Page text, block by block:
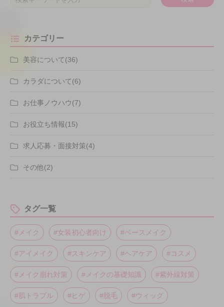
カテゴリー
美容について(36)
カラダについて(6)
お仕事ノウハウ(7)
お役立ち情報(15)
求人応募・面接対策(4)
その他(2)
タグ一覧
#メイク #女装初心者向け #ベースメイク
#アイメイク #スキンケア #ヘアケア #コスメ
#メイク崩れ対策 #メイクの基礎知識 #紫外線対策
#肌トラブル #ヒゲ #脱毛 #ウィッグ